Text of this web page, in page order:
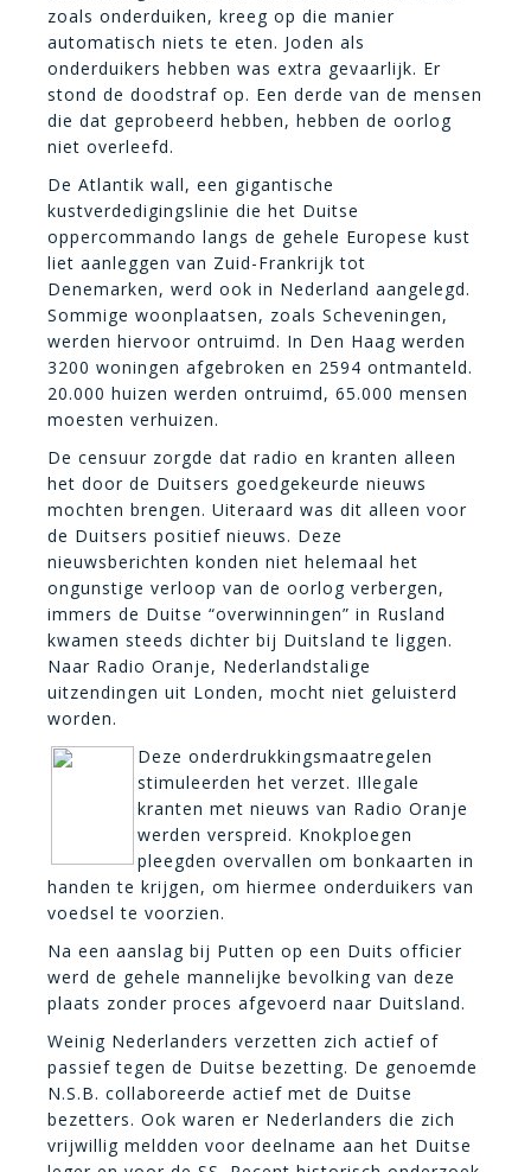
zoals onderduiken, kreeg op die manier
automatisch niets te eten. Joden als
onderduikers hebben was extra gevaarlijk. Er
stond de doodstraf op. Een derde van de mensen
die dat geprobeerd hebben, hebben de oorlog
niet overleefd.
De Atlantik wall, een gigantische
kustverdedigingslinie die het Duitse
oppercommando langs de gehele Europese kust
liet aanleggen van Zuid-Frankrijk tot
Denemarken, werd ook in Nederland aangelegd.
Sommige woonplaatsen, zoals Scheveningen,
werden hiervoor ontruimd. In Den Haag werden
3200 woningen afgebroken en 2594 ontmanteld.
20.000 huizen werden ontruimd, 65.000 mensen
moesten verhuizen.
De censuur zorgde dat radio en kranten alleen
het door de Duitsers goedgekeurde nieuws
mochten brengen. Uiteraard was dit alleen voor
de Duitsers positief nieuws. Deze
nieuwsberichten konden niet helemaal het
ongunstige verloop van de oorlog verbergen,
immers de Duitse “overwinningen” in Rusland
kwamen steeds dichter bij Duitsland te liggen.
Naar Radio Oranje, Nederlandstalige
uitzendingen uit Londen, mocht niet geluisterd
worden.
Deze onderdrukkingsmaatregelen
stimuleerden het verzet. Illegale
kranten met nieuws van Radio Oranje
werden verspreid. Knokploegen
pleegden overvallen om bonkaarten in
handen te krijgen, om hiermee onderduikers van
voedsel te voorzien.
Na een aanslag bij Putten op een Duits officier
werd de gehele mannelijke bevolking van deze
plaats zonder proces afgevoerd naar Duitsland.
Weinig Nederlanders verzetten zich actief of
passief tegen de Duitse bezetting. De genoemde
N.S.B. collaboreerde actief met de Duitse
bezetters. Ook waren er Nederlanders die zich
vrijwillig meldden voor deelname aan het Duitse